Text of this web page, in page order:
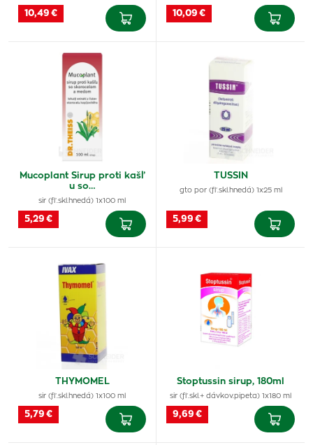
10,49 € 10,09 €
Mucoplant Sirup proti kašľ
u so…
sir (fľ.skl.hnedá) 1x100 ml
5,29 €
TUSSIN
gto por (fľ.skl.hnedá) 1x25 ml
5,99 €
THYMOMEL
sir (fľ.skl.hnedá) 1x100 ml
5,79 €
Stoptussin sirup, 180ml
sir (fľ.skl.+ dávkov.pipeta) 1x180 ml
9,69 €